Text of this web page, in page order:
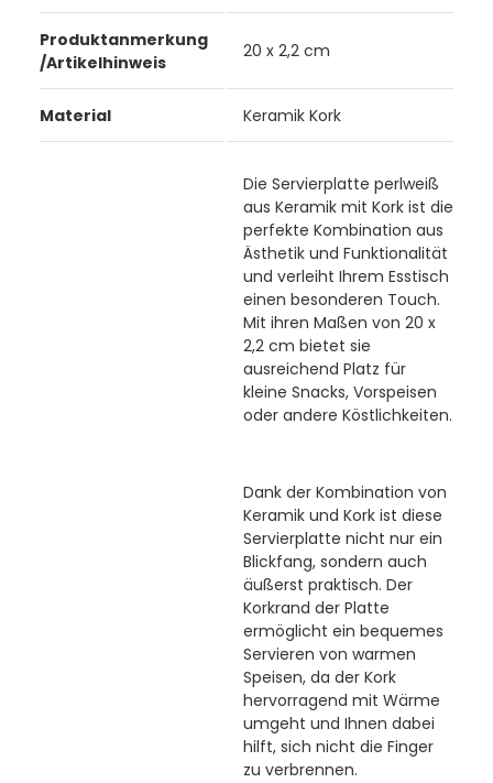
Produktanmerkung
/Artikelhinweis
20 x 2,2 cm
Material Keramik Kork
Die Servierplatte perlweiß
aus Keramik mit Kork ist die
perfekte Kombination aus
Ästhetik und Funktionalität
und verleiht Ihrem Esstisch
einen besonderen Touch.
Mit ihren Maßen von 20 x
2,2 cm bietet sie
ausreichend Platz für
kleine Snacks, Vorspeisen
oder andere Köstlichkeiten.
Dank der Kombination von
Keramik und Kork ist diese
Servierplatte nicht nur ein
Blickfang, sondern auch
äußerst praktisch. Der
Korkrand der Platte
ermöglicht ein bequemes
Servieren von warmen
Speisen, da der Kork
hervorragend mit Wärme
umgeht und Ihnen dabei
hilft, sich nicht die Finger
zu verbrennen.